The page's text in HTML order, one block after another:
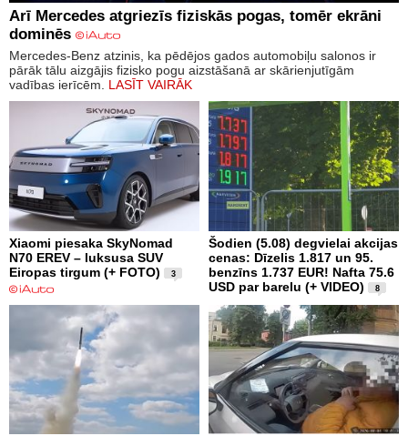
Arī Mercedes atgriezīs fiziskās pogas, tomēr ekrāni
dominēs
Mercedes-Benz atzinis, ka pēdējos gados automobiļu salonos ir
pārāk tālu aizgājis fizisko pogu aizstāšanā ar skārienjutīgām
vadības ierīcēm. LASĪT VAIRĀK
Xiaomi piesaka SkyNomad
N70 EREV – luksusa SUV
Eiropas tirgum (+ FOTO)
3
Šodien (5.08) degvielai akcijas
cenas: Dīzelis 1.817 un 95.
benzīns 1.737 EUR! Nafta 75.6
USD par barelu (+ VIDEO)
8